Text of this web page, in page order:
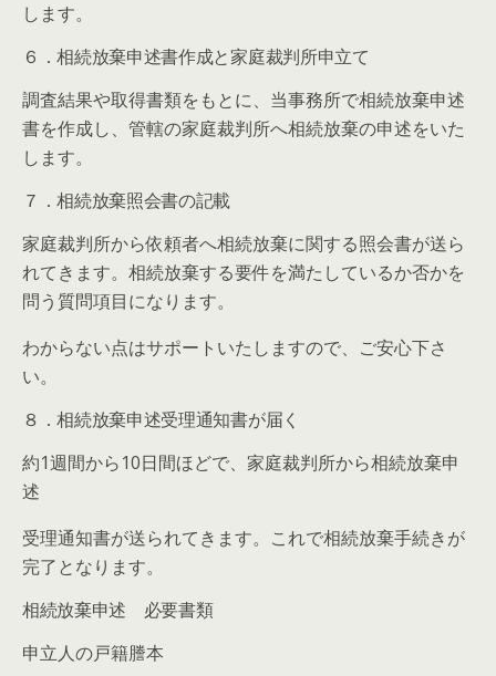
します。
６．相続放棄申述書作成と家庭裁判所申立て
調査結果や取得書類をもとに、当事務所で相続放棄申述
書を作成し、管轄の家庭裁判所へ相続放棄の申述をいた
します。
７．相続放棄照会書の記載
家庭裁判所から依頼者へ相続放棄に関する照会書が送ら
れてきます。相続放棄する要件を満たしているか否かを
問う質問項目になります。
わからない点はサポートいたしますので、ご安心下さ
い。
８．相続放棄申述受理通知書が届く
約1週間から10日間ほどで、家庭裁判所から相続放棄申
述
受理通知書が送られてきます。これで相続放棄手続きが
完了となります。
相続放棄申述 必要書類
申立人の戸籍謄本